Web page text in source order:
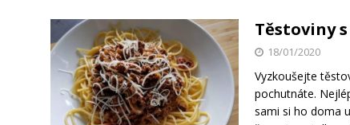
Těstoviny
18/01/2020
Vyzkoušejte
pochutnáte.
sami si ho doma